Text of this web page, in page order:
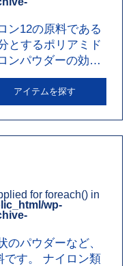
ン12の原料である
とするポリアミド
ンパウダーの効
アイテムを探す
for foreach() in
wp-
パウダーなど、
です。 ナイロン類